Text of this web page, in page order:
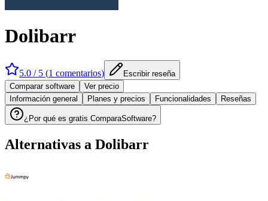
Dolibarr
5.0 / 5 (1 comentarios)
Escribir reseña
Comparar software
Ver precio
Información general
Planes y precios Funcionalidades Reseñas
¿Por qué es gratis ComparaSoftware?
Alternativas a Dolibarr